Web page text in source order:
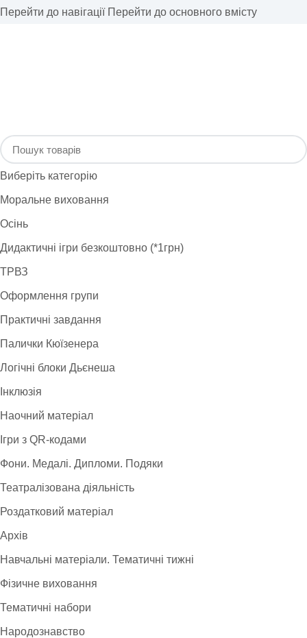
Перейти до навігації Перейти до основного вмісту
Виберіть категорію
Моральне виховання
Осінь
Дидактичні ігри безкоштовно (*1грн)
ТРВЗ
Оформлення групи
Практичні завдання
Палички Кюїзенера
Логічні блоки Дьєнеша
Інклюзія
Наочний матеріал
Ігри з QR-кодами
Фони. Медалі. Дипломи. Подяки
Театралізована діяльність
Роздатковий матеріал
Архів
Навчальні матеріали. Тематичні тижні
Фізичне виховання
Тематичні набори
Народознавство